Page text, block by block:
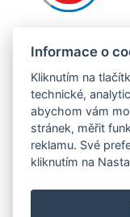
grafický redesign webu
Tento projekt je
Ministerstva průmyslu a
Informace o
Kliknutím na
technické,
abychom vám
stránek, měřit
reklamu. Své
kliknutím na